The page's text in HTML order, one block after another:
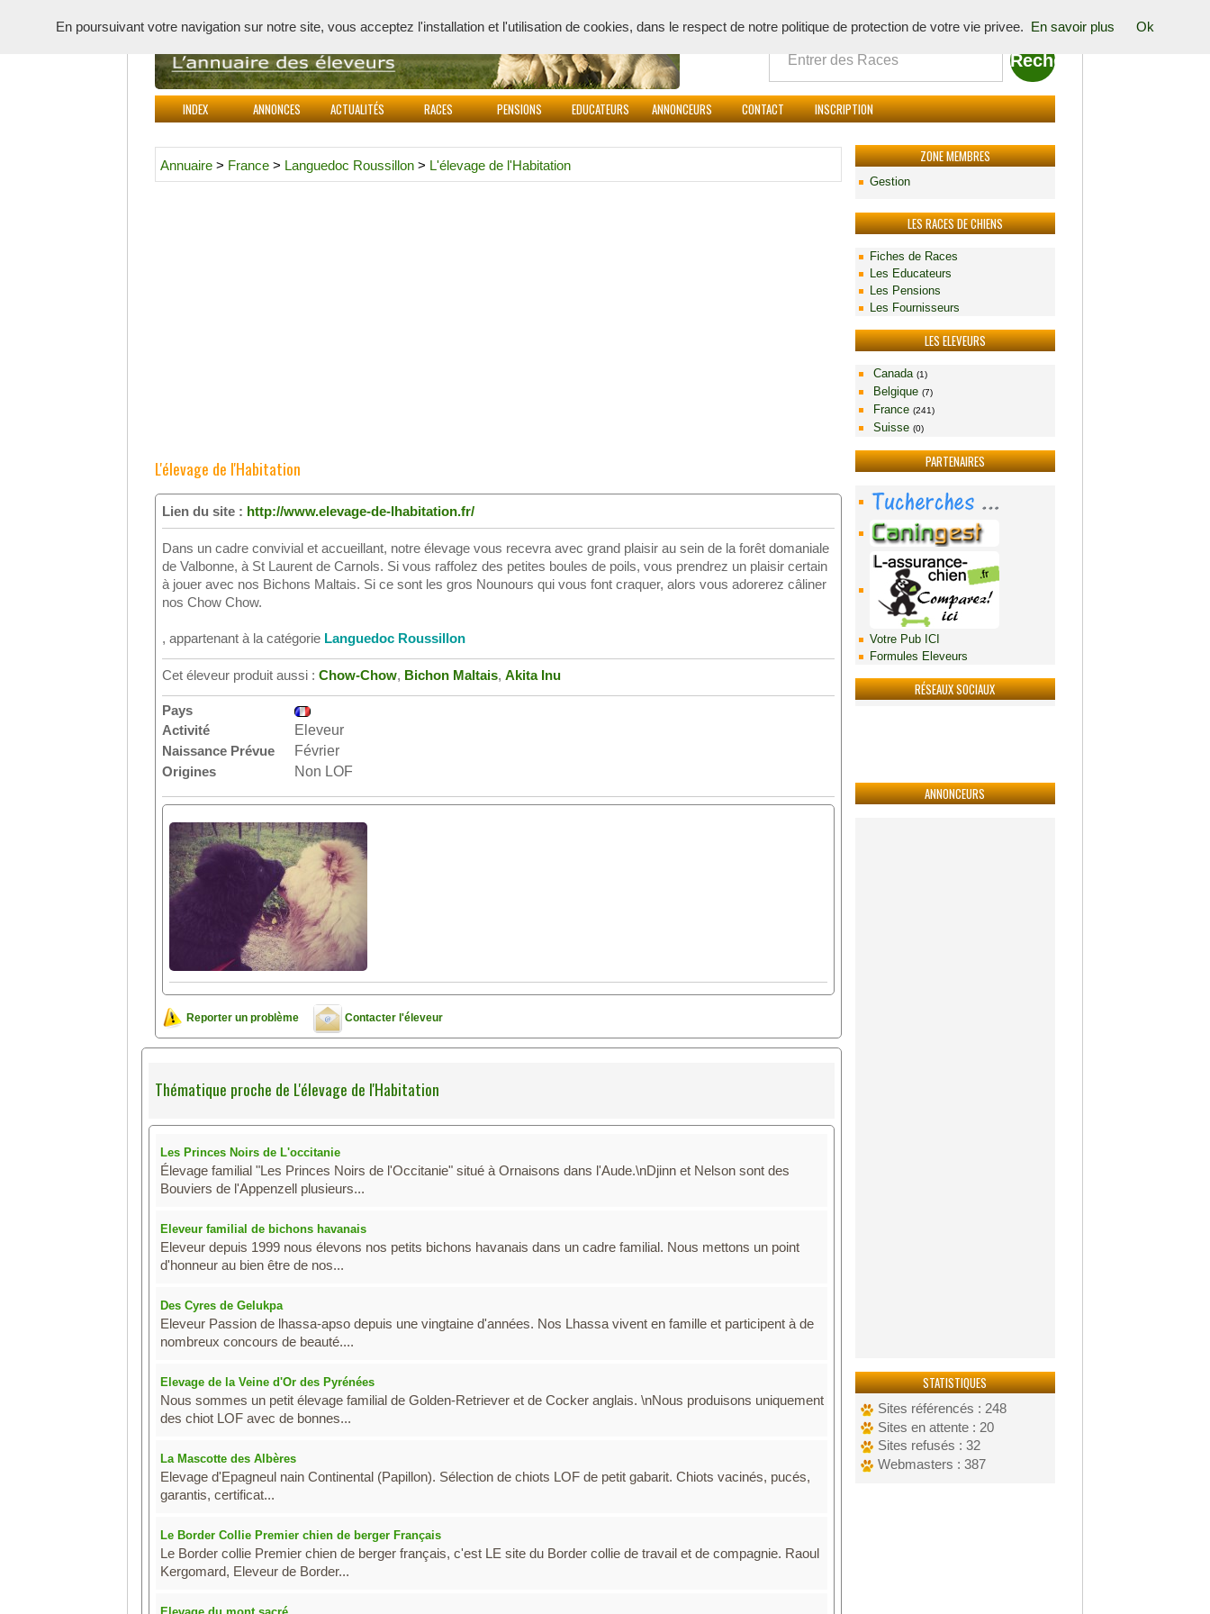
INDEX ANNONCES ACTUALITÉS RACES PENSIONS EDUCATEURS ANNONCEURS CONTACT INSCRIPTION
ZONE MEMBRES
Gestion
LES RACES DE CHIENS
Fiches de Races
Les Educateurs
Les Pensions
Les Fournisseurs
LES ELEVEURS
Canada (1)
Belgique (7)
France (241)
Suisse (0)
PARTENAIRES
Votre Pub ICI
Formules Eleveurs
RÉSEAUX SOCIAUX
ANNONCEURS
STATISTIQUES
Sites référencés : 248
Sites en attente : 20
Sites refusés : 32
Webmasters : 387
Annuaire > France > Languedoc Roussillon > L'élevage de l'Habitation
L'élevage de l'Habitation
Lien du site : http://www.elevage-de-lhabitation.fr/
Dans un cadre convivial et accueillant, notre élevage vous recevra avec grand plaisir au sein de la forêt domaniale
de Valbonne, à St Laurent de Carnols. Si vous raffolez des petites boules de poils, vous prendrez un plaisir certain
à jouer avec nos Bichons Maltais. Si ce sont les gros Nounours qui vous font craquer, alors vous adorerez câliner
nos Chow Chow.
, appartenant à la catégorie Languedoc Roussillon
Cet éleveur produit aussi : Chow-Chow, Bichon Maltais, Akita Inu
Pays
Activité
Eleveur
Naissance Prévue
Février
Origines
Non LOF
Reporter un problème Contacter l'éleveur
Thématique proche de L'élevage de l'Habitation
Les Princes Noirs de L'occitanie
Élevage familial "Les Princes Noirs de l'Occitanie" situé à Ornaisons dans l'Aude.\nDjinn et Nelson sont des
Bouviers de l'Appenzell plusieurs...
Eleveur familial de bichons havanais
Eleveur depuis 1999 nous élevons nos petits bichons havanais dans un cadre familial. Nous mettons un point
d'honneur au bien être de nos...
Des Cyres de Gelukpa
Eleveur Passion de lhassa-apso depuis une vingtaine d'années. Nos Lhassa vivent en famille et participent à de
nombreux concours de beauté....
Elevage de la Veine d'Or des Pyrénées
Nous sommes un petit élevage familial de Golden-Retriever et de Cocker anglais. \nNous produisons uniquement
des chiot LOF avec de bonnes...
La Mascotte des Albères
Elevage d'Epagneul nain Continental (Papillon). Sélection de chiots LOF de petit gabarit. Chiots vacinés, pucés,
garantis, certificat...
Le Border Collie Premier chien de berger Français
Le Border collie Premier chien de berger français, c'est LE site du Border collie de travail et de compagnie. Raoul
Kergomard, Eleveur de Border...
En poursuivant votre navigation sur notre site, vous acceptez l'installation et l'utilisation de cookies, dans le respect de notre politique de protection de votre vie privee. En savoir plus Ok